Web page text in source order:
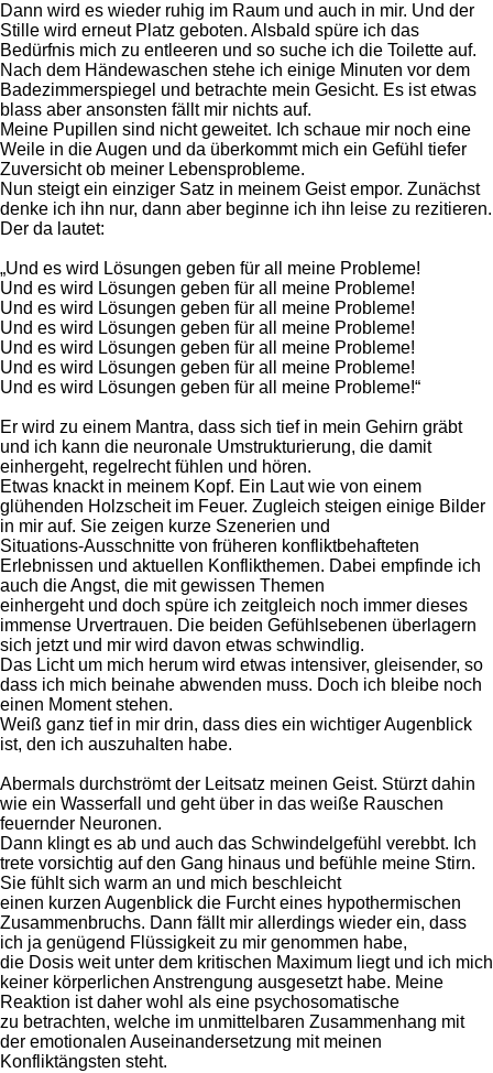
Dann wird es wieder ruhig im Raum und auch in mir. Und der
Stille wird erneut Platz geboten. Alsbald spüre ich das
Bedürfnis mich zu entleeren und so suche ich die Toilette auf.
Nach dem Händewaschen stehe ich einige Minuten vor dem
Badezimmerspiegel und betrachte mein Gesicht. Es ist etwas
blass aber ansonsten fällt mir nichts auf.
Meine Pupillen sind nicht geweitet. Ich schaue mir noch eine
Weile in die Augen und da überkommt mich ein Gefühl tiefer
Zuversicht ob meiner Lebensprobleme.
Nun steigt ein einziger Satz in meinem Geist empor. Zunächst
denke ich ihn nur, dann aber beginne ich ihn leise zu rezitieren.
Der da lautet:
„Und es wird Lösungen geben für all meine Probleme!
Und es wird Lösungen geben für all meine Probleme!
Und es wird Lösungen geben für all meine Probleme!
Und es wird Lösungen geben für all meine Probleme!
Und es wird Lösungen geben für all meine Probleme!
Und es wird Lösungen geben für all meine Probleme!
Und es wird Lösungen geben für all meine Probleme!“
Er wird zu einem Mantra, dass sich tief in mein Gehirn gräbt
und ich kann die neuronale Umstrukturierung, die damit
einhergeht, regelrecht fühlen und hören.
Etwas knackt in meinem Kopf. Ein Laut wie von einem
glühenden Holzscheit im Feuer. Zugleich steigen einige Bilder
in mir auf. Sie zeigen kurze Szenerien und
Situations-Ausschnitte von früheren konfliktbehafteten
Erlebnissen und aktuellen Konflikthemen. Dabei empfinde ich
auch die Angst, die mit gewissen Themen
einhergeht und doch spüre ich zeitgleich noch immer dieses
immense Urvertrauen. Die beiden Gefühlsebenen überlagern
sich jetzt und mir wird davon etwas schwindlig.
Das Licht um mich herum wird etwas intensiver, gleisender, so
dass ich mich beinahe abwenden muss. Doch ich bleibe noch
einen Moment stehen.
Weiß ganz tief in mir drin, dass dies ein wichtiger Augenblick
ist, den ich auszuhalten habe.
Abermals durchströmt der Leitsatz meinen Geist. Stürzt dahin
wie ein Wasserfall und geht über in das weiße Rauschen
feuernder Neuronen.
Dann klingt es ab und auch das Schwindelgefühl verebbt. Ich
trete vorsichtig auf den Gang hinaus und befühle meine Stirn.
Sie fühlt sich warm an und mich beschleicht
einen kurzen Augenblick die Furcht eines hypothermischen
Zusammenbruchs. Dann fällt mir allerdings wieder ein, dass
ich ja genügend Flüssigkeit zu mir genommen habe,
die Dosis weit unter dem kritischen Maximum liegt und ich mich
keiner körperlichen Anstrengung ausgesetzt habe. Meine
Reaktion ist daher wohl als eine psychosomatische
zu betrachten, welche im unmittelbaren Zusammenhang mit
der emotionalen Auseinandersetzung mit meinen
Konfliktängsten steht.